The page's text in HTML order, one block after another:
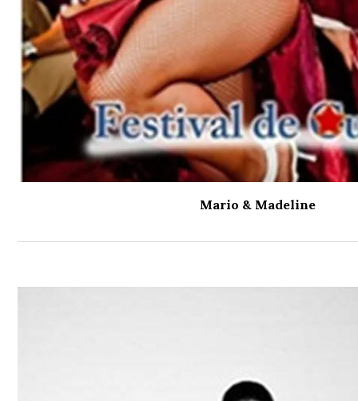
Mario & Madeline